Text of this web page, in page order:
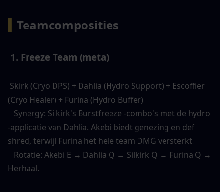
Teamcomposities
1. Freeze Team (meta)
Skirk (Cryo DPS) + Dahlia (Hydro Support) + Escoffier
(Cryo Healer) + Furina (Hydro Buffer)
Synergy: Silkirk's Burstfreeze -combo's met de hydro
-applicatie van Dahlia. Akebi biedt genezing en def
shred, terwijl Furina het hele team DMG versterkt.
Rotatie: Akebi E → Dahlia Q → Silkirk Q → Furina Q →
Herhaal.